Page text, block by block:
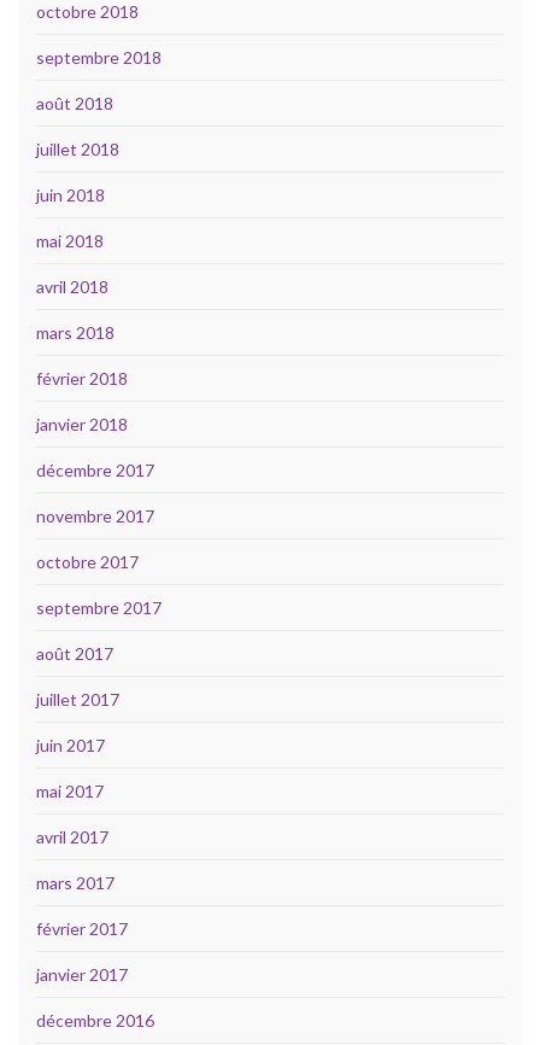
octobre 2018
septembre 2018
août 2018
juillet 2018
juin 2018
mai 2018
avril 2018
mars 2018
février 2018
janvier 2018
décembre 2017
novembre 2017
octobre 2017
septembre 2017
août 2017
juillet 2017
juin 2017
mai 2017
avril 2017
mars 2017
février 2017
janvier 2017
décembre 2016